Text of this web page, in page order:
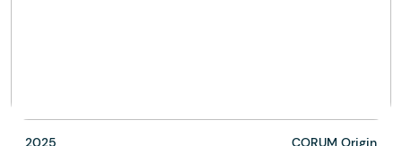
2025
CORUM Origin